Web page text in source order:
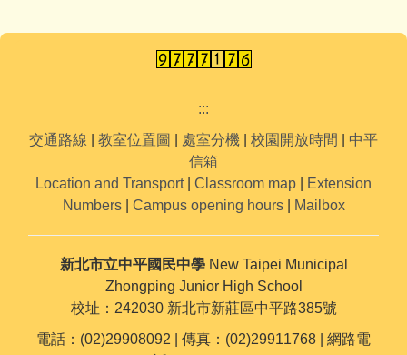
:::
交通路線
教室位置圖 處室分機 校園開放時間
中平
信箱
Location and Transport| Classroom map
Extension
Numbers| Campus opening hours| Mailbox
新北市立中平國民中學 New Taipei Municipal
Zhongping Junior High School
校址：242030 新北市新莊區中平路385號
電話：(02)29908092 | 傳真：(02)29911768 | 網路電